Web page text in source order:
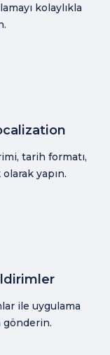
kolaylıkla
tarih formatı,
yapın.
ile uygulama
gönderin.